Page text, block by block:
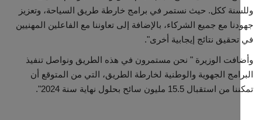
ككل. حيث نستمر في برامج خارطة طريق السياحة، وتعزيز
مع جميع الشركاء، بالإضافة إلى تعاوننا مع الفاعلين المهنيين
نتائج إيجابية أخرى".
الوزيرة " نحن مستمرون في هذه الطريق ونواصل تنفيذ
الجهوية والوطنية لخارطة الطريق، التي من المتوقع أن
15.5 مليون سائح بحلول نهاية سنة 2024".